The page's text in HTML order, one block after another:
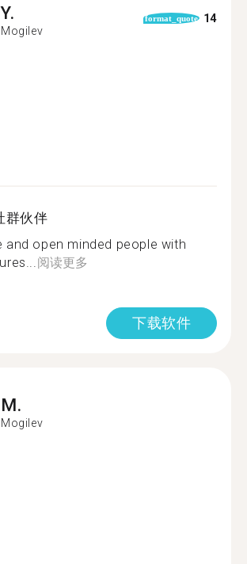
Y.
Mogilev
format_quote 14
群伙伴
and open minded people with
阅读更多
下载软件
M.
Mogilev